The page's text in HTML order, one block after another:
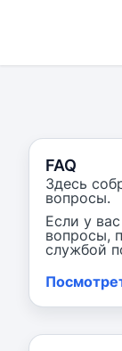
FAQ
Здесь
вопросы.
Если у
вопросы,
службой